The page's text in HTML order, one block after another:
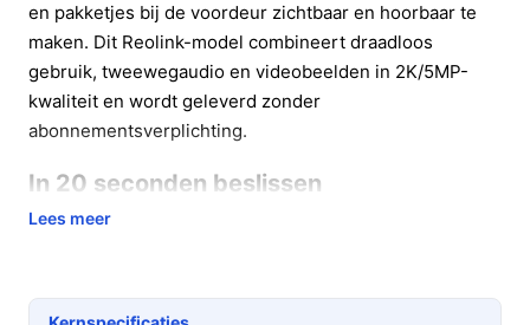
en pakketjes bij de voordeur zichtbaar en hoorbaar te
maken. Dit Reolink-model combineert draadloos
gebruik, tweewegaudio en videobeelden in 2K/5MP-
kwaliteit en wordt geleverd zonder
abonnementsverplichting.
In 20 seconden beslissen
Kopen als:
Niet kopen als:
Lees meer